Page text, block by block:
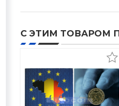
С ЭТИМ ТОВАРОМ